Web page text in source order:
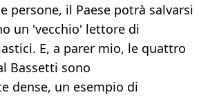
persone, il Paese potrà salvarsi
un 'vecchio' lettore di
E, a parer mio, le quattro
Bassetti sono
dense, un esempio di